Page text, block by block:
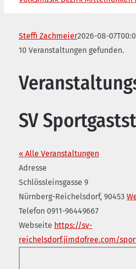
Steffi Zachmeier2026-08-
10 Veranstaltungen gefunden.
SV
« Alle Veranstaltungen
Adresse
Schlössleinsgasse 9
Nürnberg-Reichelsdorf, 90453
Telefon 0911-96449667
Webseite https://sv-
reichelsdorf.jimdofree.com/